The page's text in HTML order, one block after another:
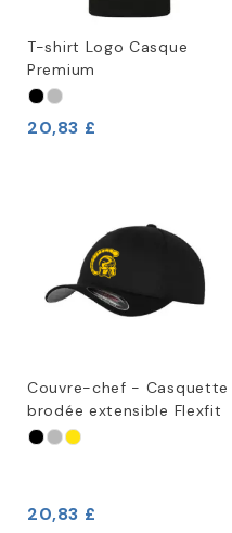
T-shirt Logo Casque
Premium
20,83 £
Couvre-chef - Casquette
brodée extensible Flexfit
20,83 £